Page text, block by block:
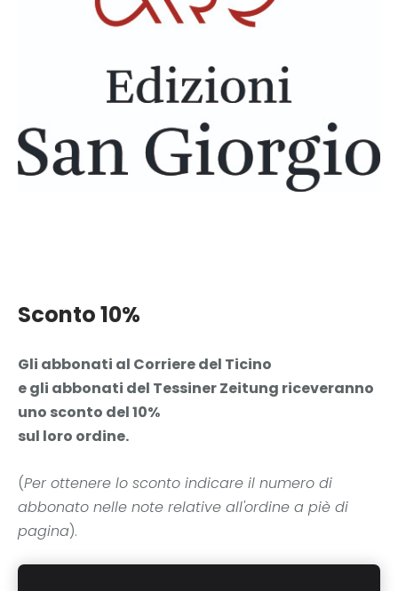
Sconto 10%
Gli abbonati al Corriere del Ticino
e gli abbonati del Tessiner Zeitung riceveranno
uno sconto del 10%
sul loro ordine.
(Per ottenere lo sconto indicare il numero di
abbonato nelle note relative all'ordine a piè di
pagina).
Per qualsiasi informazione non esitate a contattarci